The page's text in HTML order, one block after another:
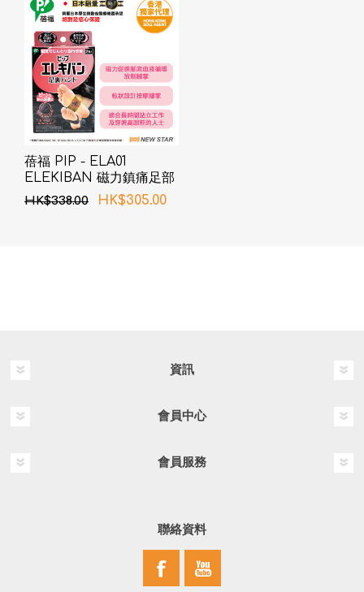
蓓福 PIP - ELA01
ELEKIBAN 磁力鎮痛足部
帶 (新舊包裝隨機發貨)
HK$338.00 HK$305.00
資訊
會員中心
會員服務
聯絡資料